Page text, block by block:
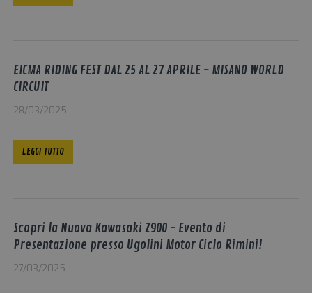
EICMA RIDING FEST DAL 25 AL 27 APRILE - MISANO WORLD
CIRCUIT
28/03/2025
LEGGI TUTTO
Scopri la Nuova Kawasaki Z900 - Evento di
Presentazione presso Ugolini Motor Ciclo Rimini!
27/03/2025